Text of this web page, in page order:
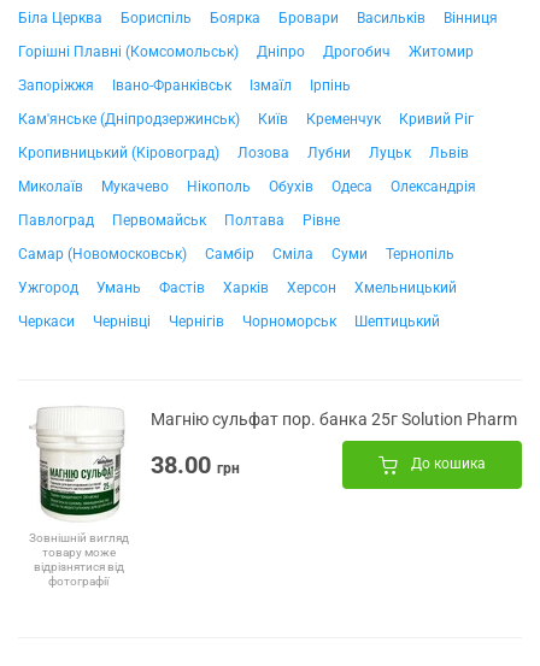
Біла Церква Бориспіль Боярка Бровари Васильків
Вінниця
Горішні Плавні (Комсомольськ)
Дніпро Дрогобич
Житомир
Запоріжжя
Івано-Франківськ Ізмаїл
Ірпінь
Кам'янське (Дніпродзержинськ)
Київ Кременчук
Кривий Ріг
Кропивницький (Кіровоград)
Лозова Лубни Луцьк
Львів
Миколаїв
Мукачево Нікополь Обухів Одеса
Олександрія
Павлоград
Первомайськ Полтава
Рівне
Самар (Новомосковськ)
Самбір Сміла Суми
Тернопіль
Ужгород
Умань Фастів Харків Херсон
Хмельницький
Черкаси
Чернівці Чернігів Чорноморськ Шептицький
Зовнішній вигляд
товару може
відрізнятися від
фотографії
Магнію сульфат пор. банка 25г Solution Pharm
38.00 грн До кошика